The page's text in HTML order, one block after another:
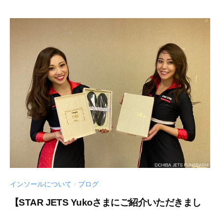
インソールについて / ブログ
【STAR JETS Yukoさまにご紹介いただきまし